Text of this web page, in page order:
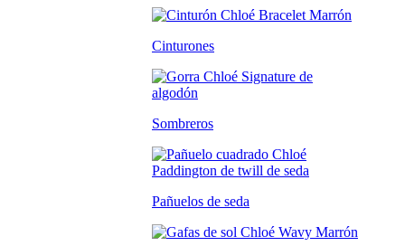
Cinturones
Sombreros
Pañuelos de seda